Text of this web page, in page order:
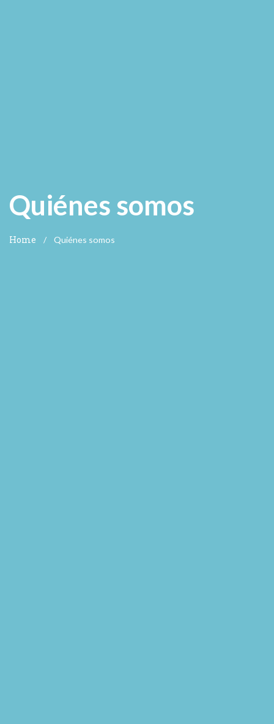
Quiénes somos
Home / Quiénes somos